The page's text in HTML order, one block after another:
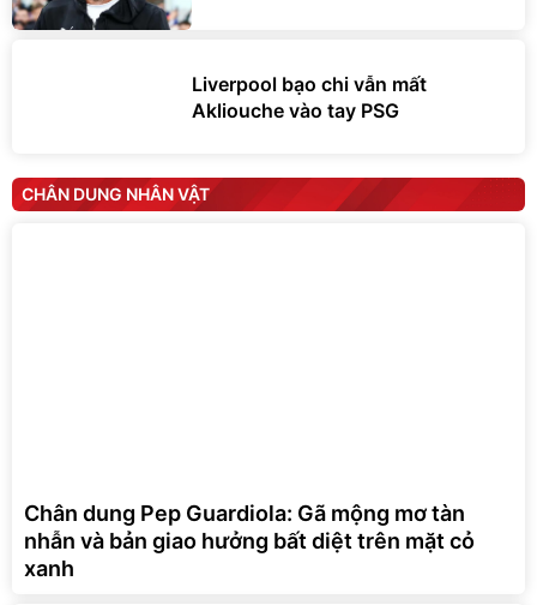
Liverpool bạo chi vẫn mất
Akliouche vào tay PSG
CHÂN DUNG NHÂN VẬT
Chân dung Pep Guardiola: Gã mộng mơ tàn
nhẫn và bản giao hưởng bất diệt trên mặt cỏ
xanh